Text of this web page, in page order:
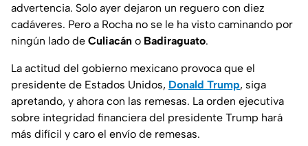
advertencia. Solo ayer dejaron un reguero con diez
cadáveres. Pero a Rocha no se le ha visto caminando por
ningún lado de Culiacán o Badiraguato.
La actitud del gobierno mexicano provoca que el
presidente de Estados Unidos, Donald Trump, siga
apretando, y ahora con las remesas. La orden ejecutiva
sobre integridad financiera del presidente Trump hará
más difícil y caro el envío de remesas.